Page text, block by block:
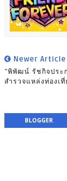
Newer Article
"พิพัฒน์ รัชกิจประ
สำรวจแหล่งท่องเ
BLOGGER